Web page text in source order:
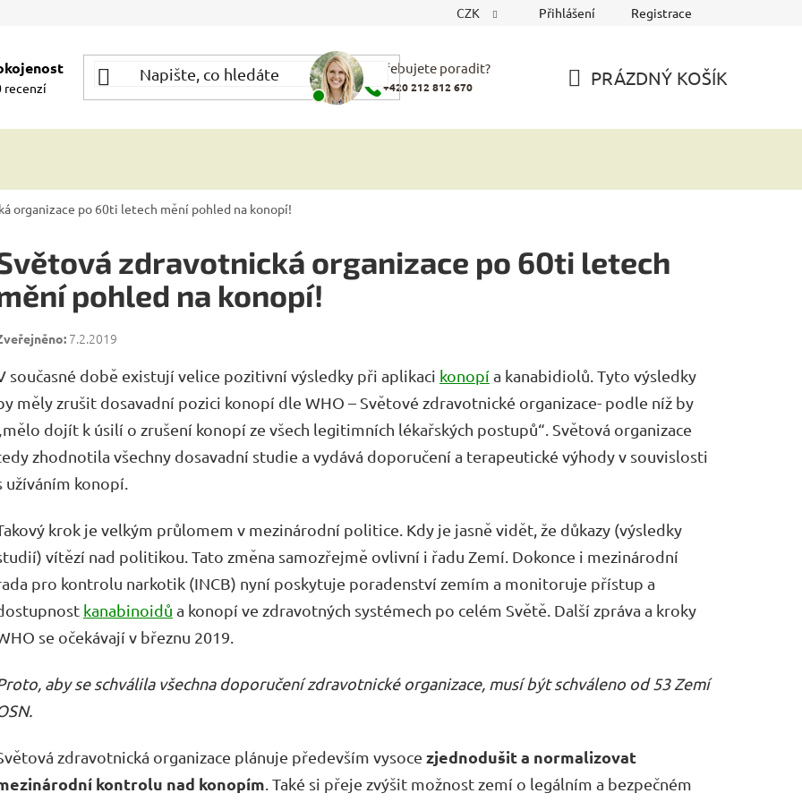
CZK Přihlášení Registrace
recenzí
Potřebujete poradit?
+420 212 812 670 PRÁZDNÝ KOŠÍK
organizace po 60ti letech mění pohled na konopí!
zdravotnická organizace po 60ti letech
pohled na konopí!
7.2.2019
současné době existují velice pozitivní výsledky při aplikaci konopía kanabidiolů. Tyto výsledky
měly zrušit dosavadní pozici konopí dle WHO – Světové zdravotnické organizace- podle níž by
„mělo dojít k úsilí o zrušení konopí ze všech legitimních lékařských postupů“. Světová organizace
zhodnotila všechny dosavadní studie a vydává doporučení a terapeutické výhody v souvislosti
užíváním konopí.
krok je velkým průlomem v mezinárodní politice. Kdy je jasně vidět, že důkazy (výsledky
vítězí nad politikou. Tato změna samozřejmě ovlivní i řadu Zemí. Dokonce i mezinárodní
pro kontrolu narkotik (INCB) nyní poskytuje poradenství zemím a monitoruje přístup a
kanabinoidů a konopí ve zdravotných systémech po celém Světě. Další zpráva a kroky
se očekávají v březnu 2019.
aby se schválila všechna doporučení zdravotnické organizace, musí být schváleno od 53 Zemí
zdravotnická organizace plánuje především vysoce zjednodušit a normalizovat
kontrolu nad konopím . Také si přeje zvýšit možnost zemí o legálním a bezpečném